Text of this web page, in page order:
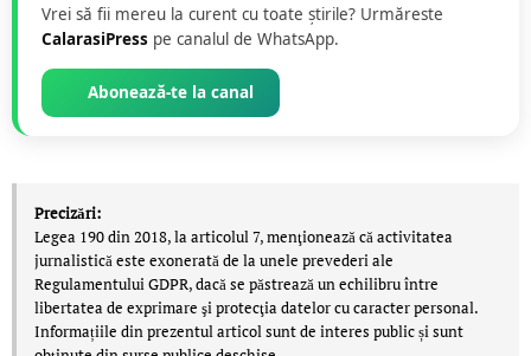
Vrei să fii mereu la curent cu toate știrile? Urmăreste
CalarasiPress pe canalul de WhatsApp.
Abonează-te la canal
Precizări:
Legea 190 din 2018, la articolul 7, menţionează că activitatea
jurnalistică este exonerată de la unele prevederi ale
Regulamentului GDPR, dacă se păstrează un echilibru între
libertatea de exprimare şi protecţia datelor cu caracter personal.
Informațiile din prezentul articol sunt de interes public și sunt